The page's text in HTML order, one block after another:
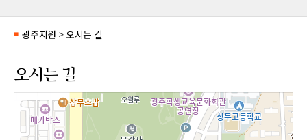
■ 광주지원 > 오시는 길
오시는 길